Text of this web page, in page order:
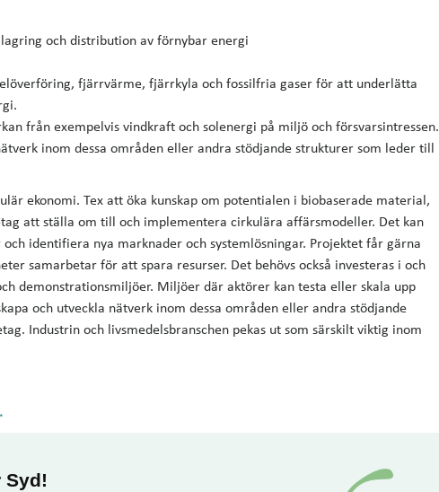
och distribution av förnybar energi
fjärrvärme, fjärrkyla och fossilfria gaser för att underlätta
från exempelvis vindkraft och solenergi på miljö och försvarsintressen.
inom dessa områden eller andra stödjande strukturer som leder till
ekonomi. Tex att öka kunskap om potentialen i biobaserade material,
att ställa om till och implementera cirkulära affärsmodeller. Det kan
identifiera nya marknader och systemlösningar. Projektet får gärna
samarbetar för att spara resurser. Det behövs också investeras i och
demonstrationsmiljöer. Miljöer där aktörer kan testa eller skala upp
och utveckla nätverk inom dessa områden eller andra stödjande
Industrin och livsmedelsbranschen pekas ut som särskilt viktig inom
Syd!